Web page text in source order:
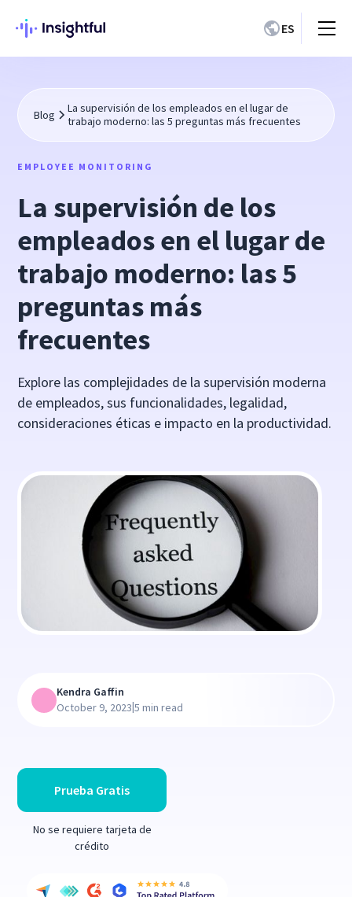
ES
Blog
La supervisión de los empleados en el lugar de
trabajo moderno: las 5 preguntas más frecuentes
EMPLOYEE MONITORING
La supervisión de los
empleados en el lugar de
trabajo moderno: las 5
preguntas más
frecuentes
Explore las complejidades de la supervisión moderna
de empleados, sus funcionalidades, legalidad,
consideraciones éticas e impacto en la productividad.
Prueba Gratis
No se requiere tarjeta de
crédito
Kendra Gaffin
October 9, 2023|5 min read